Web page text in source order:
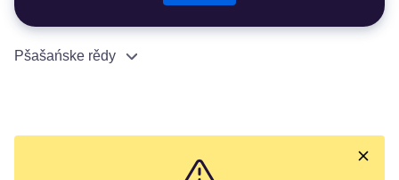
Pšašańske rědy